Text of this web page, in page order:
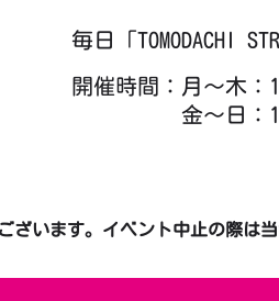
毎日「TOMODACHI
開催時間：月～木：
金～日：
ざいます。イベント中止の際